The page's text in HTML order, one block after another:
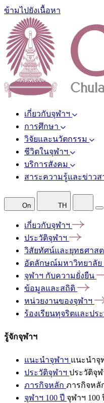
ข้ามไปยังเนื้อหา
เกี่ยวกับจุฬาฯ
การศึกษา
วิจัยและนวัตกรรม
ชีวิตในจุฬาฯ
บริการสังคม
สาระความรู้และข่าวส
On TH
เกี่ยวกับจุฬาฯ
ประวัติจุฬาฯ
วิสัยทัศน์และยุทธศาส
อัตลักษณ์มหาวิทยาลัย
จุฬาฯ กับความยั่งยืน
ข้อมูลและสถิติ
หน่วยงานของจุฬาฯ
ร้องเรียนทุจริตและปร
รู้จักจุฬาฯ
แนะนำจุฬาฯ แนะนำจุ
ประวัติจุฬาฯ ประวัติจุฬ
ภารกิจหลัก ภารกิจหลั
จุฬาฯ 100 ปี จุฬาฯ 100